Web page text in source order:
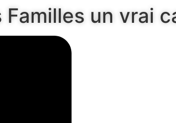
Familles un vrai